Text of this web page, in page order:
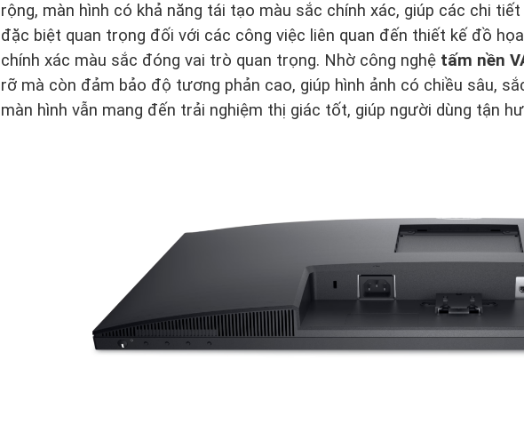
rộng, màn hình có khả năng tái tạo màu sắc chính xác, giúp các chi
đặc biệt quan trọng đối với các công việc liên quan đến thiết kế đồ
chính xác màu sắc đóng vai trò quan trọng. Nhờ công nghệ tấm nền
rỡ mà còn đảm bảo độ tương phản cao, giúp hình ảnh có chiều sâu,
màn hình vẫn mang đến trải nghiệm thị giác tốt, giúp người dùng tận